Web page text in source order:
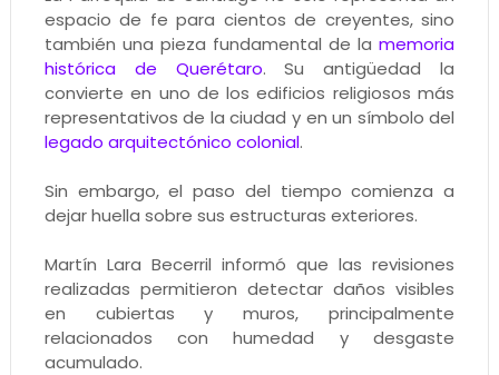
espacio de fe para cientos de creyentes, sino
también una pieza fundamental de lamemoria
histórica de Querétaro. Su antigüedad la
convierte en uno de los edificios religiosos más
representativos de la ciudad y en un símbolo del
legado arquitectónico colonial.
Sin embargo, el paso del tiempo comienza a
dejar huella sobre sus estructuras exteriores.
Martín Lara Becerril informó que las revisiones
realizadas permitieron detectar daños visibles
en cubiertas y muros, principalmente
relacionados con humedad y desgaste
acumulado.